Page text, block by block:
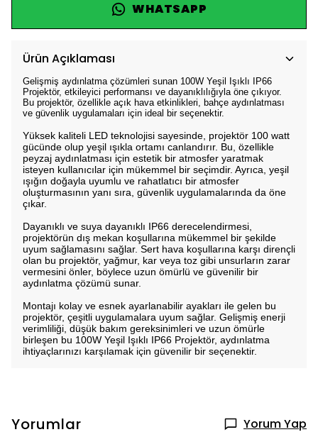
WHATSAPP
Ürün Açıklaması
Gelişmiş aydınlatma çözümleri sunan 100W Yeşil Işıklı IP66
Projektör, etkileyici performansı ve dayanıklılığıyla öne çıkıyor.
Bu projektör, özellikle açık hava etkinlikleri, bahçe aydınlatması
ve güvenlik uygulamaları için ideal bir seçenektir.
Yüksek kaliteli LED teknolojisi sayesinde, projektör 100 watt
gücünde olup yeşil ışıkla ortamı canlandırır. Bu, özellikle
peyzaj aydınlatması için estetik bir atmosfer yaratmak
isteyen kullanıcılar için mükemmel bir seçimdir. Ayrıca, yeşil
ışığın doğayla uyumlu ve rahatlatıcı bir atmosfer
oluşturmasının yanı sıra, güvenlik uygulamalarında da öne
çıkar.
Dayanıklı ve suya dayanıklı IP66 derecelendirmesi,
projektörün dış mekan koşullarına mükemmel bir şekilde
uyum sağlamasını sağlar. Sert hava koşullarına karşı dirençli
olan bu projektör, yağmur, kar veya toz gibi unsurların zarar
vermesini önler, böylece uzun ömürlü ve güvenilir bir
aydınlatma çözümü sunar.
Montajı kolay ve esnek ayarlanabilir ayakları ile gelen bu
projektör, çeşitli uygulamalara uyum sağlar. Gelişmiş enerji
verimliliği, düşük bakım gereksinimleri ve uzun ömürle
birleşen bu 100W Yeşil Işıklı IP66 Projektör, aydınlatma
ihtiyaçlarınızı karşılamak için güvenilir bir seçenektir.
Yorumlar Yorum Yap